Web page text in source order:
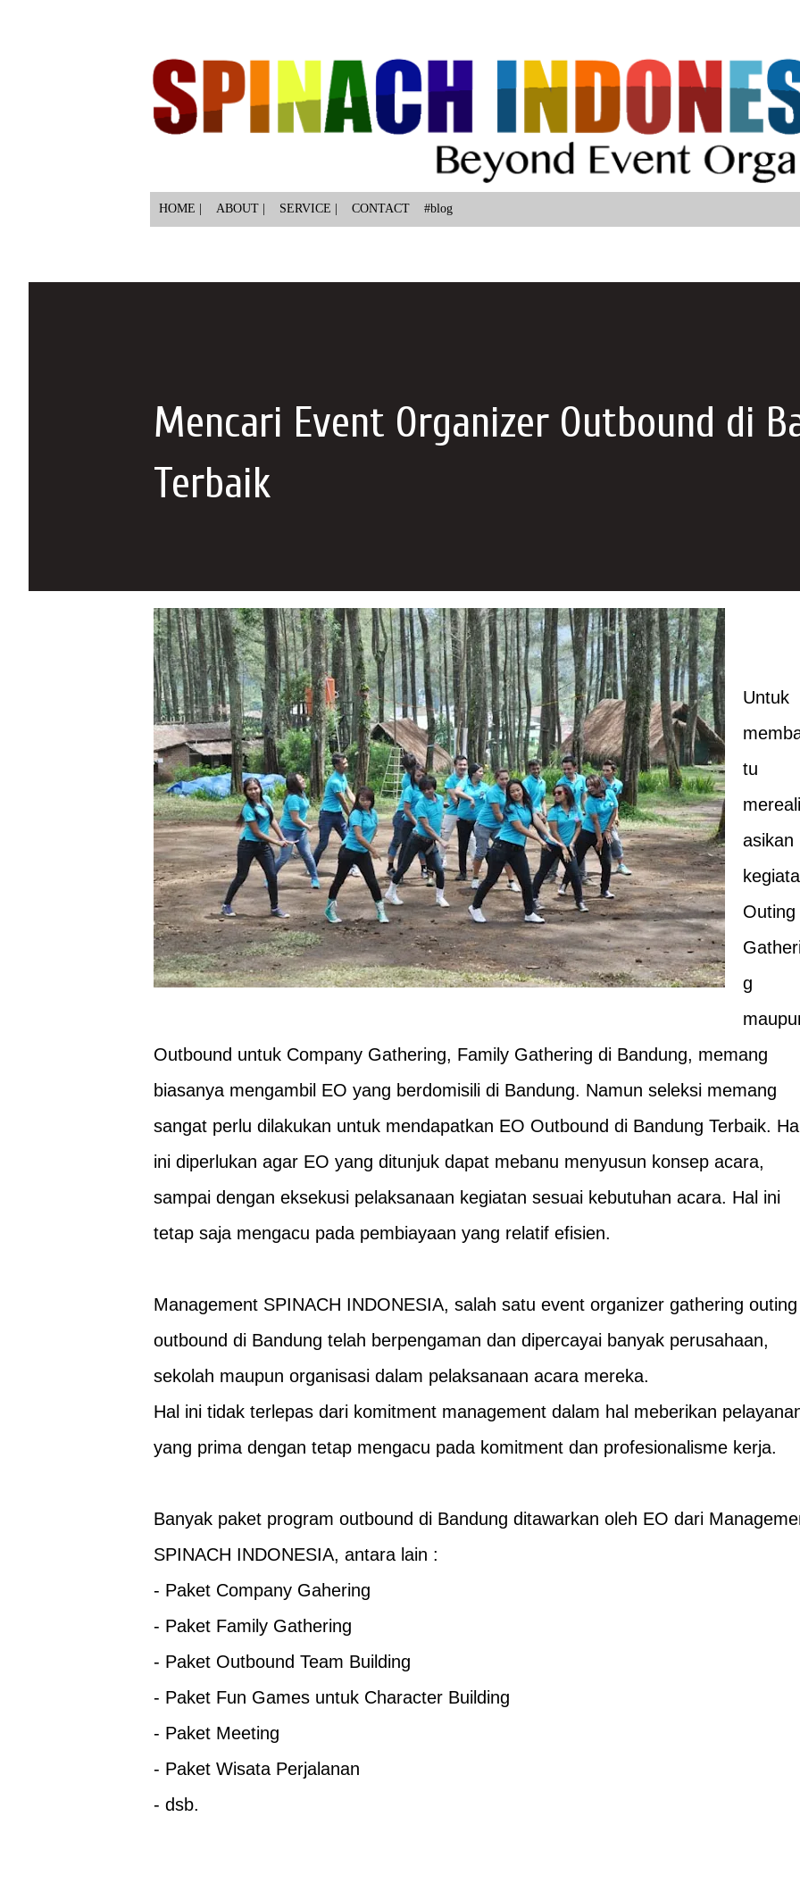
HOME | ABOUT | SERVICE | CONTACT #blog
Mencari Event Organizer Outbound di
Terbaik
Untuk
tu
asikan
Outing
g
Outbound untuk Company Gathering, Family Gathering di Bandung, memang
biasanya mengambil EO yang berdomisili di Bandung. Namun seleksi memang
sangat perlu dilakukan untuk mendapatkan EO Outbound di Bandung Terbaik.
ini diperlukan agar EO yang ditunjuk dapat mebanu menyusun konsep acara,
sampai dengan eksekusi pelaksanaan kegiatan sesuai kebutuhan acara. Hal ini
tetap saja mengacu pada pembiayaan yang relatif efisien.
Management SPINACH INDONESIA, salah satu event organizer gathering outing
outbound di Bandung telah berpengaman dan dipercayai banyak perusahaan,
sekolah maupun organisasi dalam pelaksanaan acara mereka.
Hal ini tidak terlepas dari komitment management dalam hal meberikan
yang prima dengan tetap mengacu pada komitment dan profesionalisme kerja.
Banyak paket program outbound di Bandung ditawarkan oleh EO dari
SPINACH INDONESIA, antara lain :
- Paket Company Gahering
- Paket Family Gathering
- Paket Outbound Team Building
- Paket Fun Games untuk Character Building
- Paket Meeting
- Paket Wisata Perjalanan
- dsb.